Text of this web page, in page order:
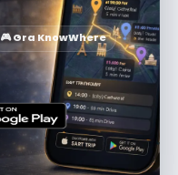
🎮 Gra KnowWhere